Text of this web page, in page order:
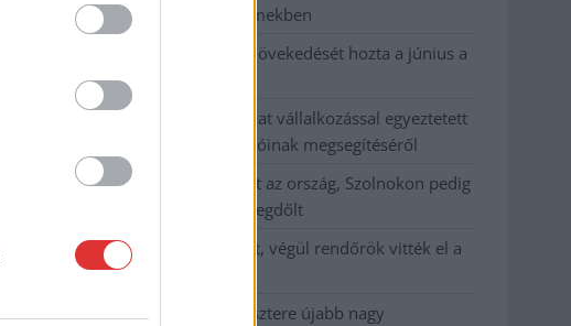
akkumulátoripari üzemekben
Az idei év leglassabb növekedését hozta a június a
kiskereskedelemben
Györfi Mihály több tucat vállalkozással egyeztetett
a kerékpárgyár dolgozóinak megsegítéséről
41 fok fölé forrósodott az ország, Szolnokon pedig
egy másik rekord is megdőlt
Egy telefonhívást akart, végül rendőrök vitték el a
mezőtúri férfit
A Tisza kormány minisztere újabb nagy